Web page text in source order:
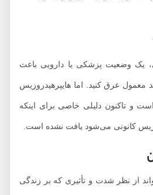
وضعیت پزشکی یا دارویی باعث
عرق کنید. اما هایپرهیدروزیس
دلیلی خاصی برای اینکه
کانونی می‌شود یافت نشده است.
نظر شدت و تأثیری که بر زندگی